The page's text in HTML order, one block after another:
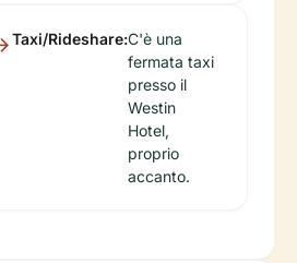
Taxi/Rideshare:C'è una
fermata taxi
presso il
Westin
Hotel,
proprio
accanto.